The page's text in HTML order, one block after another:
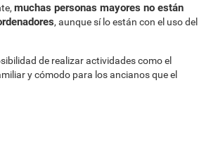
muchas personas mayores no están
, aunque sí lo están con el uso del
de realizar actividades como el
y cómodo para los ancianos que el